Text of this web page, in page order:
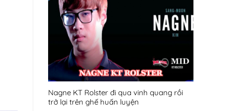
Nagne KT Rolster đi qua vinh quang rồi
trở lại trên ghế huấn luyện